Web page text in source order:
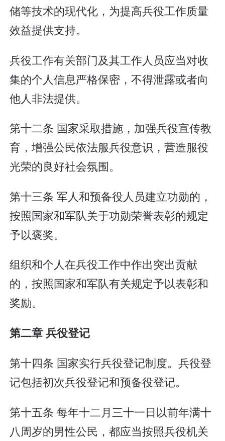
储等技术的现代化，为提高兵役工作质量
效益提供支持。
兵役工作有关部门及其工作人员应当对收
集的个人信息严格保密，不得泄露或者向
他人非法提供。
第十二条 国家采取措施，加强兵役宣传教
育，增强公民依法服兵役意识，营造服役
光荣的良好社会氛围。
第十三条 军人和预备役人员建立功勋的，
按照国家和军队关于功勋荣誉表彰的规定
予以褒奖。
组织和个人在兵役工作中作出突出贡献
的，按照国家和军队有关规定予以表彰和
奖励。
第二章 兵役登记
第十四条 国家实行兵役登记制度。兵役登
记包括初次兵役登记和预备役登记。
第十五条 每年十二月三十一日以前年满十
八周岁的男性公民，都应当按照兵役机关